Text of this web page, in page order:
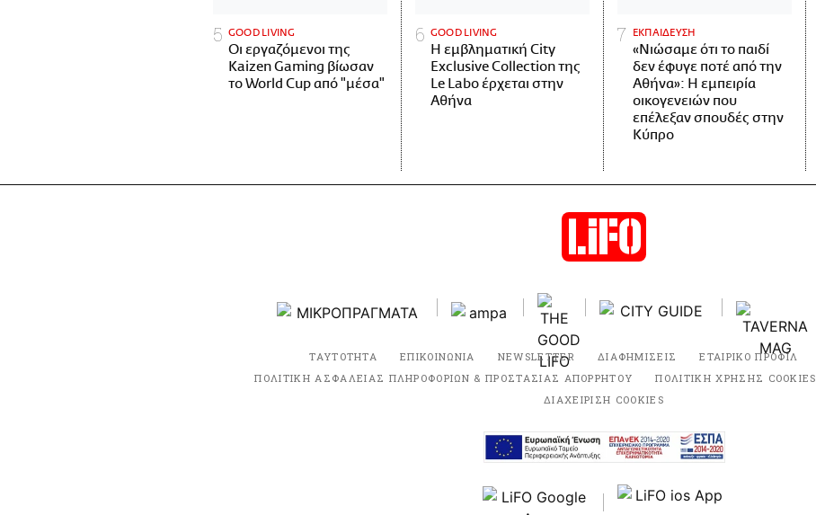
GOOD LIVING
Οι εργαζόμενοι της
Kaizen Gaming βίωσαν
το World Cup από "μέσα"
GOOD LIVING
Η εμβληματική City
Exclusive Collection της
Le Labo έρχεται στην
Αθήνα
ΕΚΠΑΙΔΕΥΣΗ
«Νιώσαμε ότι το παιδί
δεν έφυγε ποτέ από την
Αθήνα»: Η εμπειρία
οικογενειών που
επέλεξαν σπουδές στην
Κύπρο
ΤΑΥΤΟΤΗΤΑ ΕΠΙΚΟΙΝΩΝΙΑ NEWSLETTER ΔΙΑΦΗΜΙΣΕΙΣ ΕΤΑΙΡΙΚΟ ΠΡΟΦΙΛ
ΠΟΛΙΤΙΚΗ ΑΣΦΑΛΕΙΑΣ ΠΛΗΡΟΦΟΡΙΩΝ & ΠΡΟΣΤΑΣΙΑΣ ΑΠΟΡΡΗΤΟΥ
ΠΟΛΙΤΙΚΗ ΧΡΗΣΗΣ COOKIES
ΔΙΑΧΕΙΡΙΣΗ COOKIES